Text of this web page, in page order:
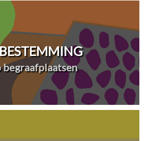
begraafplaatsen